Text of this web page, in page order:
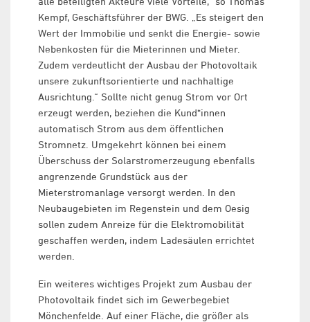
Kempf, Geschäftsführer der BWG. „Es steigert den
Wert der Immobilie und senkt die Energie- sowie
Nebenkosten für die Mieterinnen und Mieter.
Zudem verdeutlicht der Ausbau der Photovoltaik
unsere zukunftsorientierte und nachhaltige
Ausrichtung.“ Sollte nicht genug Strom vor Ort
erzeugt werden, beziehen die Kund*innen
automatisch Strom aus dem öffentlichen
Stromnetz. Umgekehrt können bei einem
Überschuss der Solarstromerzeugung ebenfalls
angrenzende Grundstück aus der
Mieterstromanlage versorgt werden. In den
Neubaugebieten im Regenstein und dem Oesig
sollen zudem Anreize für die Elektromobilität
geschaffen werden, indem Ladesäulen errichtet
werden.
Ein weiteres wichtiges Projekt zum Ausbau der
Photovoltaik findet sich im Gewerbegebiet
Mönchenfelde. Auf einer Fläche, die größer als